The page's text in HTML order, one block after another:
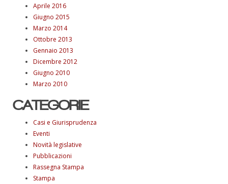
Aprile 2016
Giugno 2015
Marzo 2014
Ottobre 2013
Gennaio 2013
Dicembre 2012
Giugno 2010
Marzo 2010
CATEGORIE
Casi e Giurisprudenza
Eventi
Novità legislative
Pubblicazioni
Rassegna Stampa
Stampa